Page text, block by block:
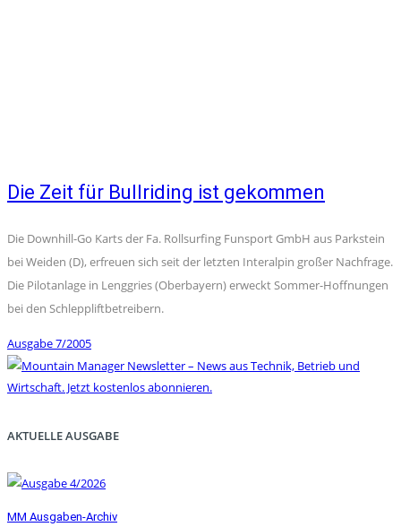
Die Zeit für Bullriding ist gekommen
Die Downhill-Go Karts der Fa. Rollsurfing Funsport GmbH aus Parkstein
bei Weiden (D), erfreuen sich seit der letzten Interalpin großer Nachfrage.
Die Pilotanlage in Lenggries (Oberbayern) erweckt Sommer-Hoffnungen
bei den Schleppliftbetreibern.
Ausgabe 7/2005
AKTUELLE AUSGABE
MM Ausgaben-Archiv